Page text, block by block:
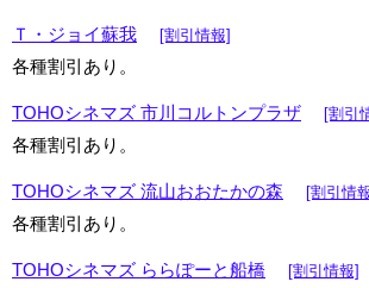
Ｔ・ジョイ蘇我 [割引情報]
各種割引あり。
TOHOシネマズ 市川コルトンプラザ [割引
各種割引あり。
TOHOシネマズ 流山おおたかの森 [割引情
各種割引あり。
TOHOシネマズ ららぽーと船橋 [割引情報]